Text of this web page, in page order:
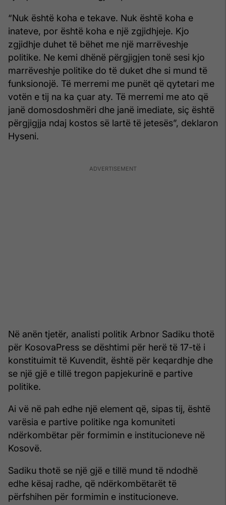
“Nuk është koha e tekave. Nuk është koha e
inateve, por është koha e një zgjidhjeje. Kjo
zgjidhje duhet të bëhet me një marrëveshje
politike. Ne kemi dhënë përgjigjen tonë sesi kjo
marrëveshje politike do të duket dhe si mund të
funksionojë. Të merremi me punët që qytetari me
votën e tij na ka çuar aty. Të merremi me ato që
janë domosdoshmëri dhe janë imediate, siç është
përgjigjja ndaj kostos së lartë të jetesës”, deklaron
Hyseni.
Në anën tjetër, analisti politik Arbnor Sadiku thotë
për KosovaPress se dështimi për herë të 17-të i
konstituimit të Kuvendit, është për keqardhje dhe
se një gjë e tillë tregon papjekurinë e partive
politike.
Ai vë në pah edhe një element që, sipas tij, është
varësia e partive politike nga komuniteti
ndërkombëtar për formimin e institucioneve në
Kosovë.
Sadiku thotë se një gjë e tillë mund të ndodhë
edhe kësaj radhe, që ndërkombëtarët të
përfshihen për formimin e institucioneve.